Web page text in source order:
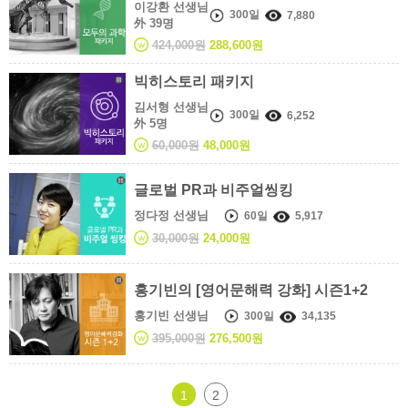
이강환 선생님
外 39명
300일 7,880
424,000원288,600원
빅히스토리 패키지
김서형 선생님
外 5명
300일 6,252
60,000원48,000원
글로벌 PR과 비주얼씽킹
정다정 선생님 60일 5,917
30,000원24,000원
홍기빈의 [영어문해력 강화] 시즌1+2
홍기빈 선생님 300일 34,135
395,000원276,500원
1 2